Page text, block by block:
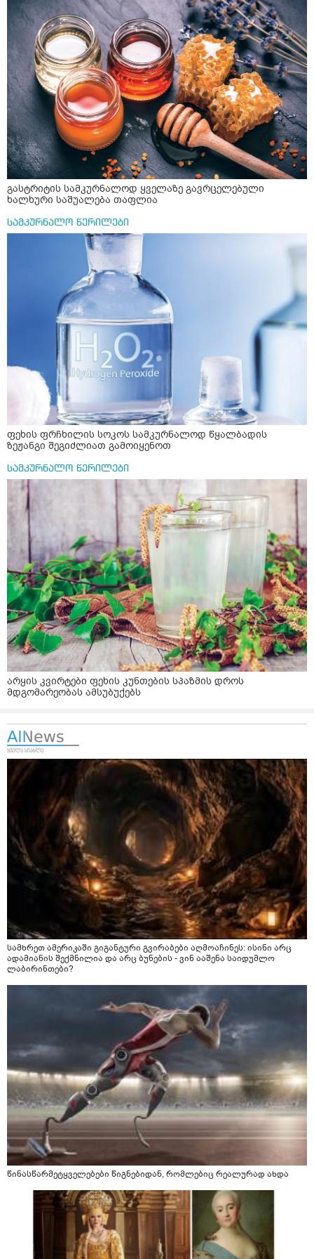
ავადუღო, ცოტა გათბეს და მერე ჩავყარო კურკუმა? და
საღამოს ვახშამზე რომ მივიღო თუ შეიძლება? P.S მიზანი
არის ანთების საწინააღმდეგო,ანტიოქსიდანტური და
დამამშვიდებელი( მშვიდი ძილისთვის)
გასტრიტის სამკურნალოდ ყველაზე გავრცელებული
ხალხური საშუალება თაფლია
სამკურნალო წერილები
ფეხის ფრჩხილის სოკოს სამკურნალოდ წყალბადის
ზეჟანგი შეგიძლიათ გამოიყენოთ
სამკურნალო წერილები
არყის კვირტები ფეხის კუნთების სპაზმის დროს
მდგომარეობას ამსუბუქებს
სამხრეთ ამერიკაში გიგანტური გვირაბები აღმოაჩინეს: ისინი არც
ადამიანის შექმნილია და არც ბუნების - ვინ ააშენა საიდუმლო
ლაბირინთები?
წინასწარმეტყველებები წიგნებიდან, რომლებიც რეალურად ახდა